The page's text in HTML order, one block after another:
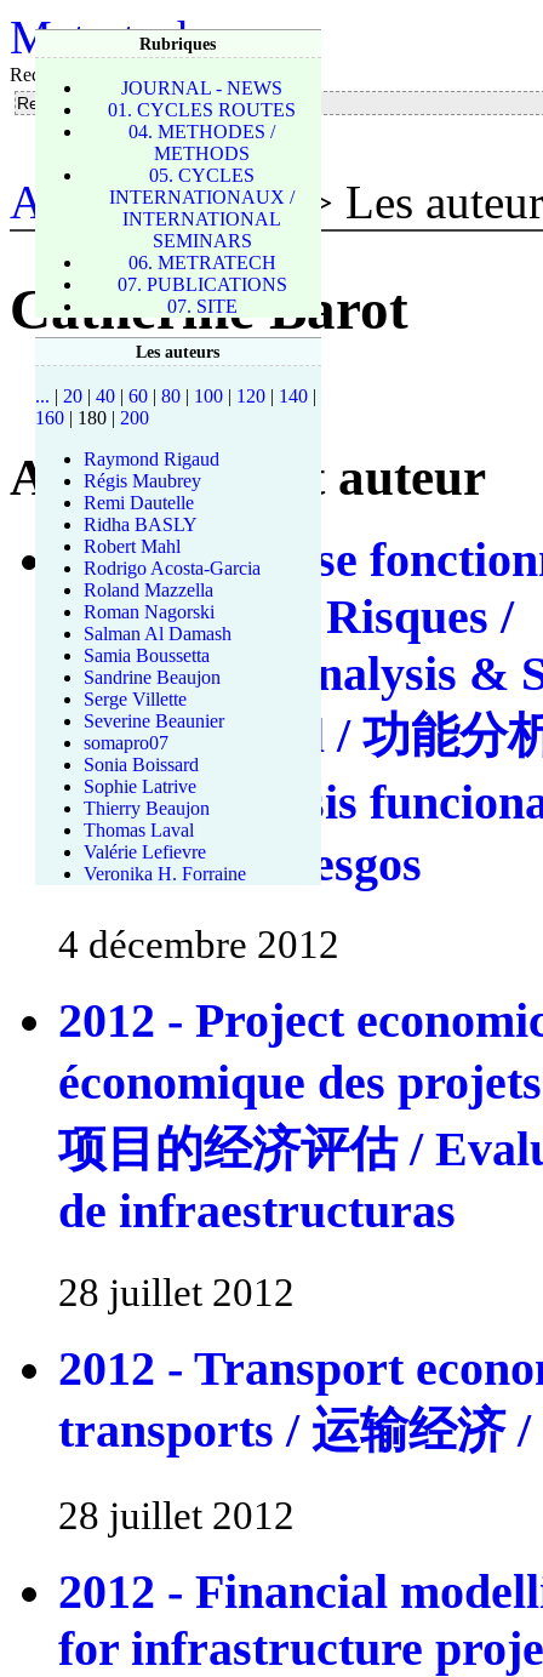
Metratech
Rechercher
Accueil du site> Les
Catherine Barot
Articles de cet auteur
2013 - Analyse
Maîtrise des Risques /
Functional analysis &
Risk Control / 功能分
济学 / Análisis
control de riesgos
4 décembre 2012
2012 - Project
économique des
项目的经济评估 /
de infraestructuras
28 juillet 2012
2012 - Transport
transports / 运输经济 /
28 juillet 2012
2012 - Financial
for infrastructure
Rubriques
JOURNAL - NEWS
01. CYCLES ROUTES
04. METHODES /
METHODS
05. CYCLES
INTERNATIONAUX /
INTERNATIONAL
SEMINARS
06. METRATECH
07. PUBLICATIONS
07. SITE
Les auteurs
... | 20 |40 |60 |80 | 100 | 120 | 140 |
160 | 180 | 200
Raymond Rigaud
Régis Maubrey
Remi Dautelle
Ridha BASLY
Robert Mahl
Rodrigo Acosta-Garcia
Roland Mazzella
Roman Nagorski
Salman Al Damash
Samia Boussetta
Sandrine Beaujon
Serge Villette
Severine Beaunier
somapro07
Sonia Boissard
Sophie Latrive
Thierry Beaujon
Thomas Laval
Valérie Lefievre
Veronika H. Forraine